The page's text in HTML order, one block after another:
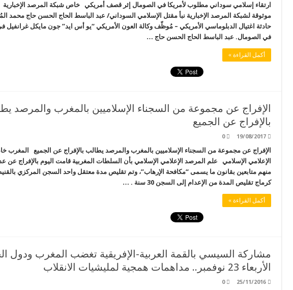
ارتقاء إسلامي سوداني مطلوب لأمريكا في الصومال إثر قصف أمريكي خاص شبكة المرصد
موثوقة لشبكة المرصد الإخبارية نبأ مقتل الإسلامي السوداني/ عبد الباسط الحاج الحسن حاج محمد
حادثة اغتيال الدبلوماسي الأمريكي – مُوظّف وكالة العون الأمريكي “يو أس ايد” جون مايكل غرانفيل
في الصومال. عبد الباسط الحاج الحسن حاج …
أكمل القراءة »
الإفراج عن مجموعة من السجناء الإسلاميين بالمغرب والمرصد
بالإفراج عن الجميع
19/08/2017
0
الإفراج عن مجموعة من السجناء الإسلاميين بالمغرب والمرصد يطالب بالإفراج عن الجميع المغرب
الإعلامي الإسلامي علم المرصد الإعلامي الإسلامي بأن السلطات المغربية قامت اليوم بالإفراج عن
منهم متابعين بقانون ما يسمى “مكافحة الإرهاب”، وتم تقليص مدة معتقل واحد السجن المركزي
كرماج تقليص المدة من الإعدام إلى السجن 30 سنة . …
أكمل القراءة »
مشاركة السيسي بالقمة العربية-الإفريقية تغضب المغرب ودول
الأربعاء 23 نوفمبر.. مداهمات همجية لمليشيات الانقلاب
25/11/2016
0